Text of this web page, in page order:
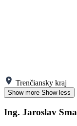
Trenčiansky kraj
Show more Show less
Ing. Jaroslav